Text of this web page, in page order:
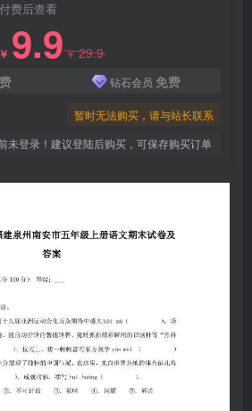
费后查看
￥ 9.9￥29.9
钻石会员 免费
暂时无法购买，请与站长联系
未登录！建议登陆后购买，可保存购买订单